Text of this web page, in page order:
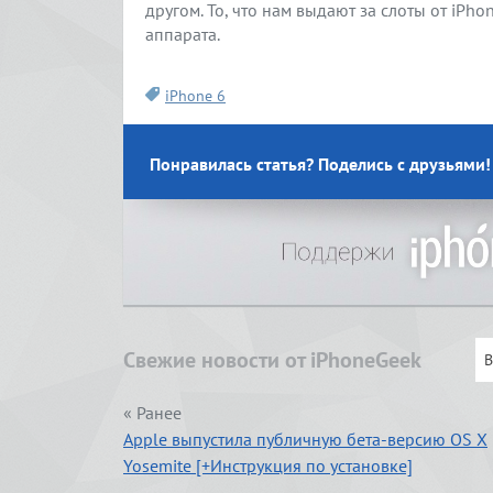
другом. То, что нам выдают за слоты от
аппарата.
iPhone 6
Понравилась статья? Поделись с друзьями!
Свежие новости от iPhoneGeek
« Ранее
Apple выпустила публичную бета-версию OS X
Yosemite [+Инструкция по установке]